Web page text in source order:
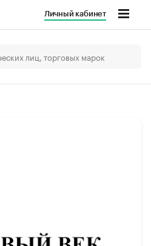
Личный кабинет